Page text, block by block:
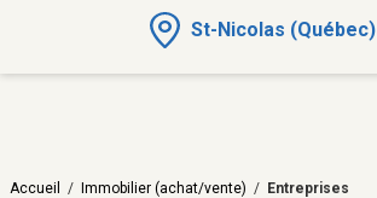
St-Nicolas (Québec)
Accueil / Immobilier (achat/vente) / Entreprises